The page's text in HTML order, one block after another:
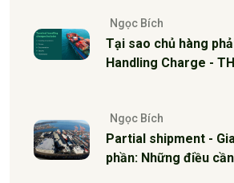
Ngọc Bích
Tại sao chủ hàng
Handling Charge -
Ngọc Bích
Partial shipment -
phần: Những điều